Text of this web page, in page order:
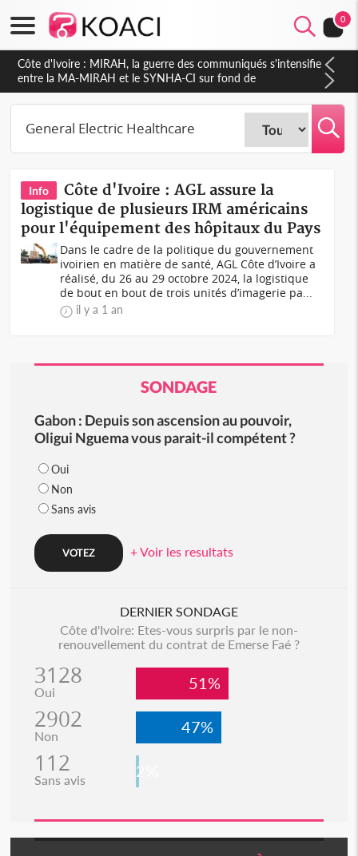
0
Côte d'Ivoire : MIRAH, la guerre des communiqués s'intensifie
entre la MA-MIRAH et le SYNHA-CI sur fond de
gouvernance et le projet de précompte sur les salaires des
agents
Info
Côte d'Ivoire : AGL assure la
logistique de plusieurs IRM américains
pour l'équipement des hôpitaux du Pays
Dans le cadre de la politique du gouvernement
ivoirien en matière de santé, AGL Côte d’Ivoire a
réalisé, du 26 au 29 octobre 2024, la logistique
de bout en bout de trois unités d’imagerie pa...
il y a 1 an
SONDAGE
Gabon : Depuis son ascension au pouvoir,
Oligui Nguema vous parait-il compétent ?
Oui
Non
Sans avis
+ Voir les resultats
DERNIER SONDAGE
Côte d'Ivoire: Etes-vous surpris par le non-
renouvellement du contrat de Emerse Faé ?
3128
Oui 51%
2902
Non 47%
112
Sans avis 2%